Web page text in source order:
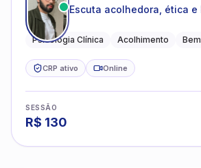
Escuta acolhedora, ética e
Psicologia Clínica Acolhimento
CRP ativo Online
SESSÃO
R$ 130